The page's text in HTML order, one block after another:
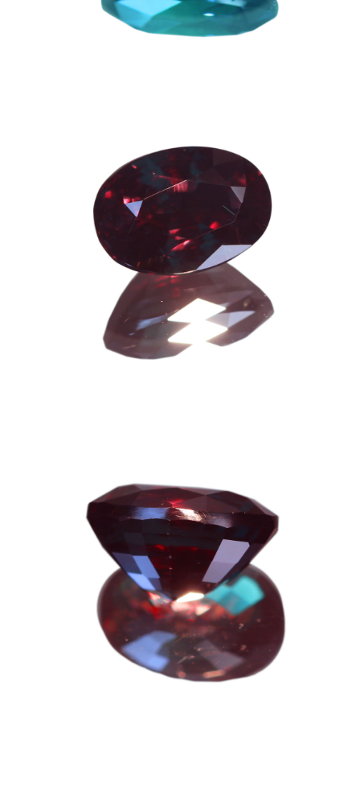
ご注文手続き
カートを見る
お買い物を続ける